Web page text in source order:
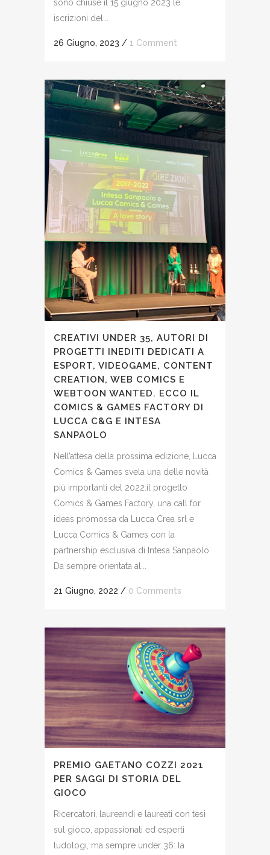
sono chiuse il 15 giugno 2023 le
iscrizioni del...
26 Giugno, 2023 / 1 Comment
CREATIVI UNDER 35, AUTORI DI
PROGETTI INEDITI DEDICATI A
ESPORT, VIDEOGAME, CONTENT
CREATION, WEB COMICS E
WEBTOON WANTED. ECCO IL
COMICS & GAMES FACTORY DI
LUCCA C&G E INTESA
SANPAOLO
Nell’attesa della prossima edizione, Lucca
Comics & Games svela una delle novità
più importanti del 2022:il progetto
Comics & Games Factory, una call for
ideas promossa da Lucca Crea srl e
Lucca Comics & Games con la
partnership esclusiva di Intesa Sanpaolo.
Da sempre orientata al...
21 Giugno, 2022 / 0 Comments
PREMIO GAETANO COZZI 2021
PER SAGGI DI STORIA DEL
GIOCO
Ricercatori, laureandi e laureati con tesi
sul gioco, appassionati ed esperti
ludologi, ma sempre under 36: la